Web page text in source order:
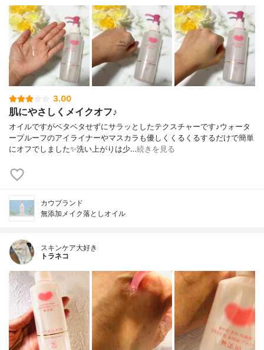
3.00
肌にやさしくメイクオフ♪
オイルですがベタベタせずにサラッとしたテクスチャーです♪ウォータ
ープルーフのアイライナーやマスカラも優しくくるくるするだけで簡単
にオフでしました✨洗い上がりは少…続きを見る
カウブランド
無添加メイク落としオイル
スキンケア大好き
トラネコ